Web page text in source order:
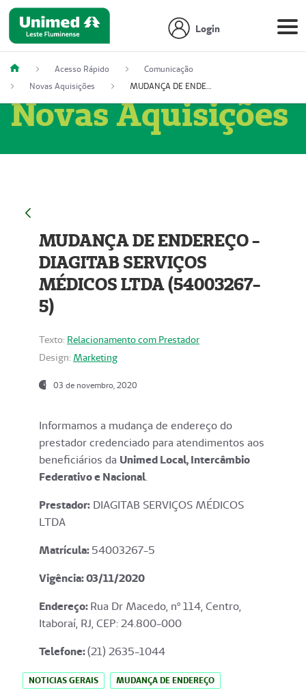
Login
Acesso Rápido
Comunicação
Novas Aquisições
MUDANÇA DE ENDEREÇO - DIAGITAB SERVIÇOS MÉDICOS LTDA (54003267-5)
Novas Aquisições
MUDANÇA DE ENDEREÇO -
DIAGITAB SERVIÇOS
MÉDICOS LTDA (54003267-
5)
Texto: Relacionamento com Prestador
Design: Marketing
03 de novembro, 2020
Informamos a mudança de endereço do
prestador credenciado para atendimentos aos
beneficiários da Unimed Local, Intercâmbio
Federativo e Nacional.
Prestador: DIAGITAB SERVIÇOS MÉDICOS
LTDA
Matrícula:54003267-5
Vigência: 03/11/2020
Endereço:Rua Dr Macedo, nº 114, Centro,
Itaboraí, RJ, CEP: 24.800-000
Telefone:(21) 2635-1044
NOTICIAS GERAIS MUDANÇA DE ENDEREÇO